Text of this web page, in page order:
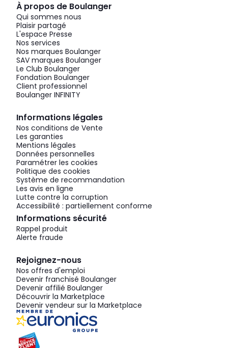
À propos de Boulanger
Qui sommes nous
Plaisir partagé
L'espace Presse
Nos services
Nos marques Boulanger
SAV marques Boulanger
Le Club Boulanger
Fondation Boulanger
Client professionnel
Boulanger INFINITY
Informations légales
Nos conditions de Vente
Les garanties
Mentions légales
Données personnelles
Paramétrer les cookies
Politique des cookies
Système de recommandation
Les avis en ligne
Lutte contre la corruption
Accessibilité : partiellement conforme
Informations sécurité
Rappel produit
Alerte fraude
Rejoignez-nous
Nos offres d'emploi
Devenir franchisé Boulanger
Devenir affilié Boulanger
Découvrir la Marketplace
Devenir vendeur sur la Marketplace